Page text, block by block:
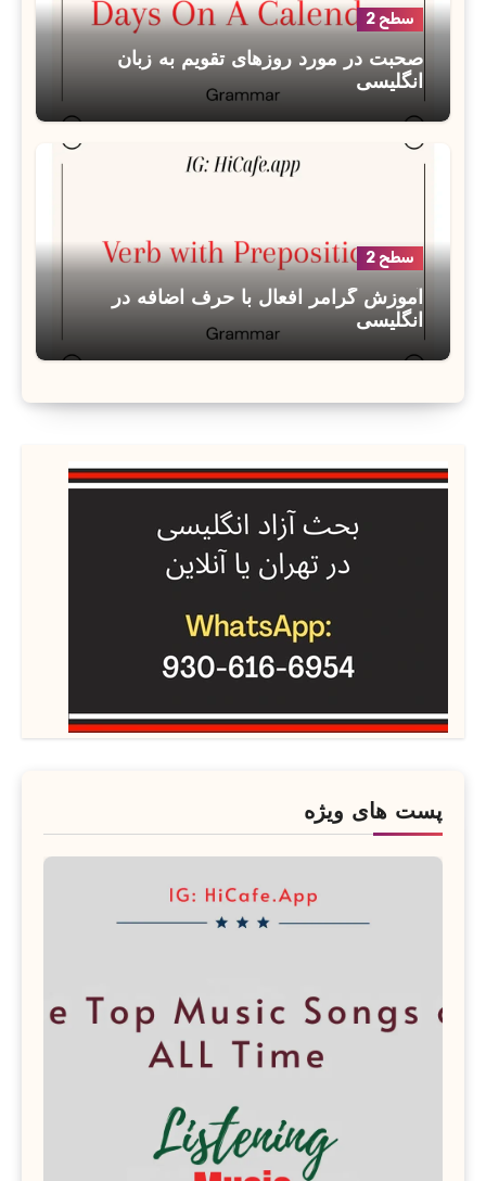
سطح 2
صحبت در مورد روزهای تقویم به زبان
انگلیسی
سطح 2
آموزش گرامر افعال با حرف اضافه در
انگلیسی
پست های ویژه